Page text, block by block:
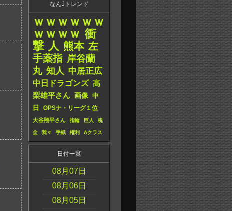
なんJトレンド
ｗｗｗｗｗｗ
ｗｗｗｗ 衝
撃 人 熊本 左
手薬指 岸谷蘭
丸 知人 中居正広
中日ドラゴンズ 高
梨雄平さん 画像 中
日
OPSナ・リーグ１位
大谷翔平さん 指輪 巨人 税
金 我々 手紙 権利 Aクラス
日付一覧
08月07日
08月06日
08月05日